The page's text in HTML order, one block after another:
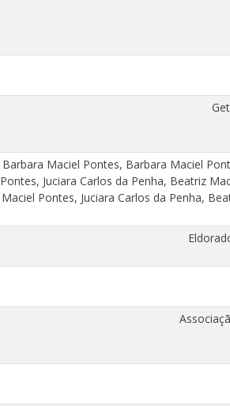
Barbara Maciel Pontes, Barbara Maciel
Pontes, Juciara Carlos da Penha, Beatriz
Maciel Pontes, Juciara Carlos da Penha,